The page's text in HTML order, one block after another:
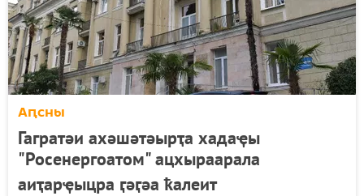
Аԥсны
Гагратәи ахәшәтәырҭа хадаҿы
"Росенергоатом" ацхыраарала
аиҭарҿыцра ӷәӷәа ҟалеит